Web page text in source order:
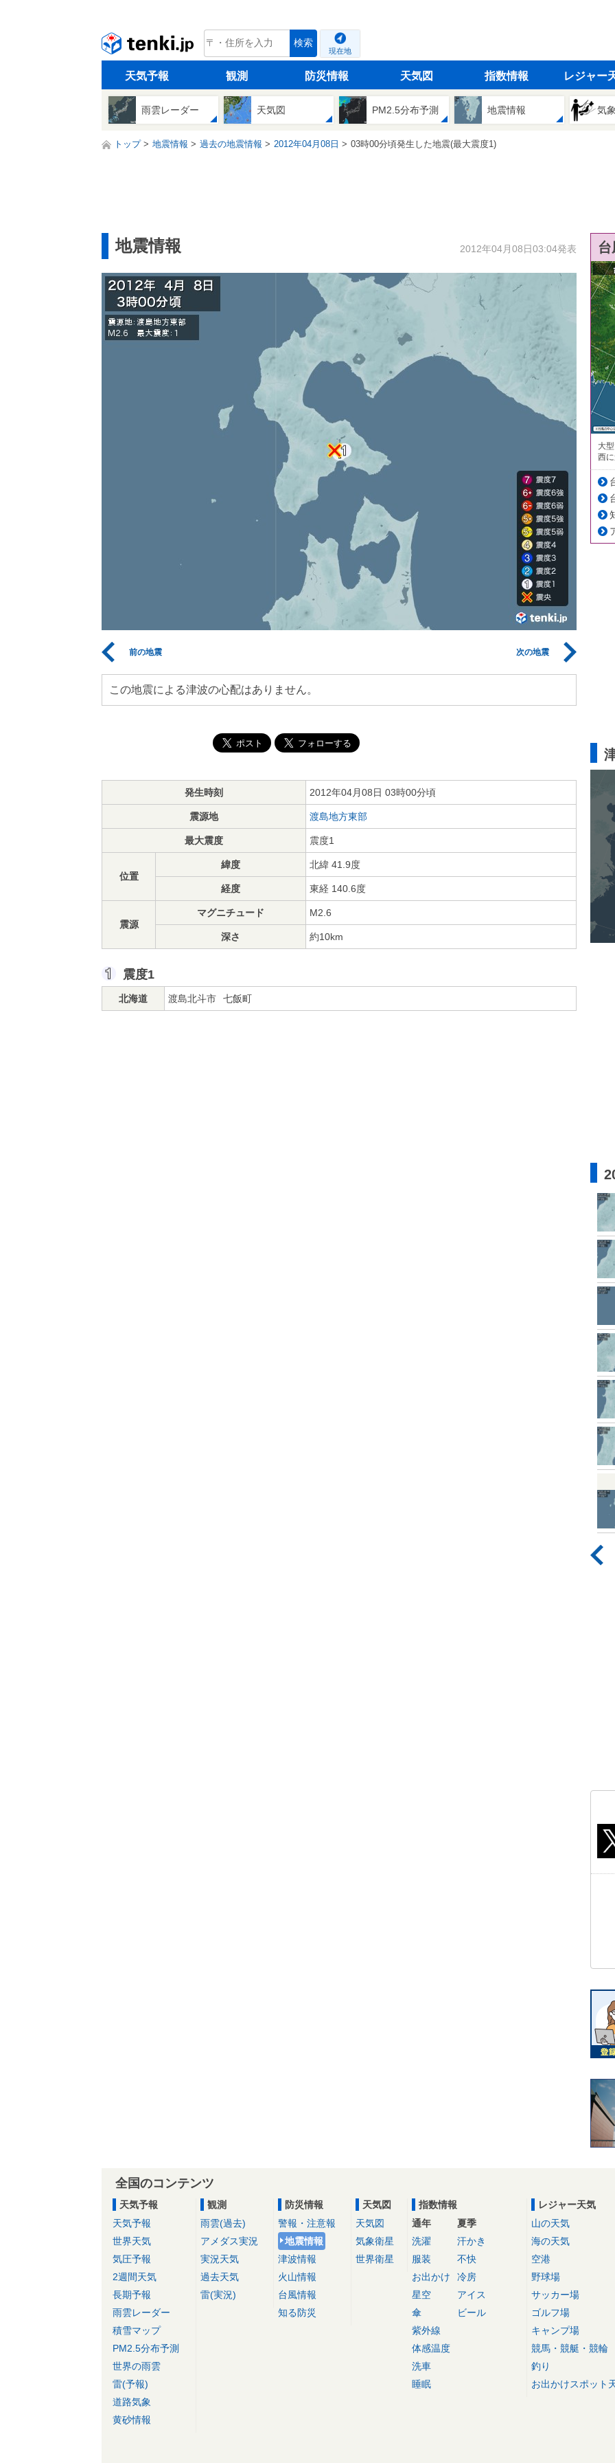
tenki.jp 検索
現在地
天気予報 観測 防災情報 天気図 指数情報 レジャー
雨雲レーダー 天気図 PM2.5分布予測 地震情報 気
トップ 地震情報 過去の地震情報 2012年04月08日 03時00分頃発生した地震(最大震度1)
地震情報 2012年04月08日03:04発表
前の地震 次の地震
この地震による津波の心配はありません。
発生時刻 2012年04月08日 03時00分頃
震源地 渡島地方東部
最大震度 震度1
位置
緯度 北緯 41.9度
経度 東経 140.6度
震源
マグニチュード M2.6
深さ 約10km
震度1
北海道 渡島北斗市 七飯町
大
西
全国のコンテンツ
天気予報
天気予報
世界天気
気圧予報
2週間天気
長期予報
雨雲レーダー
積雪マップ
PM2.5分布予測
世界の雨雲
雷(予報)
道路気象
黄砂情報
観測
雨雲(過去)
アメダス実況
実況天気
過去天気
雷(実況)
防災情報
警報・注意報
地震情報
津波情報
火山情報
台風情報
知る防災
天気図
天気図
気象衛星
世界衛星
指数情報
通年
洗濯
服装
お出かけ
星空
傘
紫外線
体感温度
洗車
睡眠
夏季
汗かき
不快
冷房
アイス
ビール
レジャー天気
山の天気
海の天気
空港
野球場
サッカー場
ゴルフ場
キャンプ場
競馬・競艇・競輪
釣り
お出かけスポット